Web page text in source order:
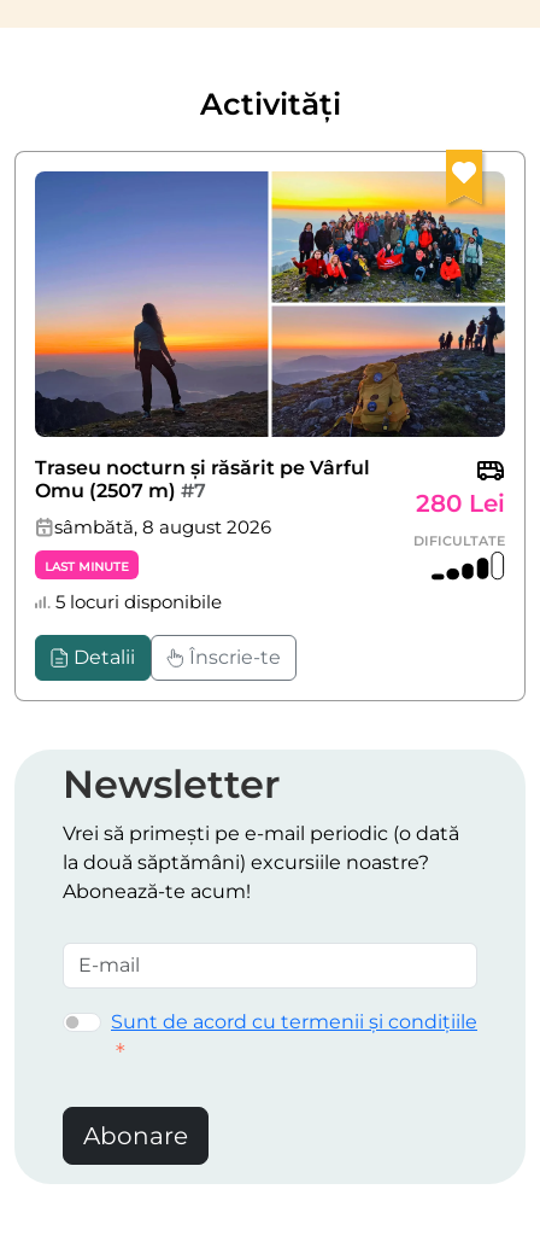
Activități
Traseu nocturn și răsărit pe Vârful
Omu (2507 m) #7
sâmbătă, 8 august 2026
Last Minute
5 locuri disponibile
280 Lei
DIFICULTATE
Detalii Înscrie-te
Newsletter
Vrei să primești pe e-mail periodic (o dată
la două săptămâni) excursiile noastre?
Abonează-te acum!
Sunt de acord cu termenii și condițiile
Abonare